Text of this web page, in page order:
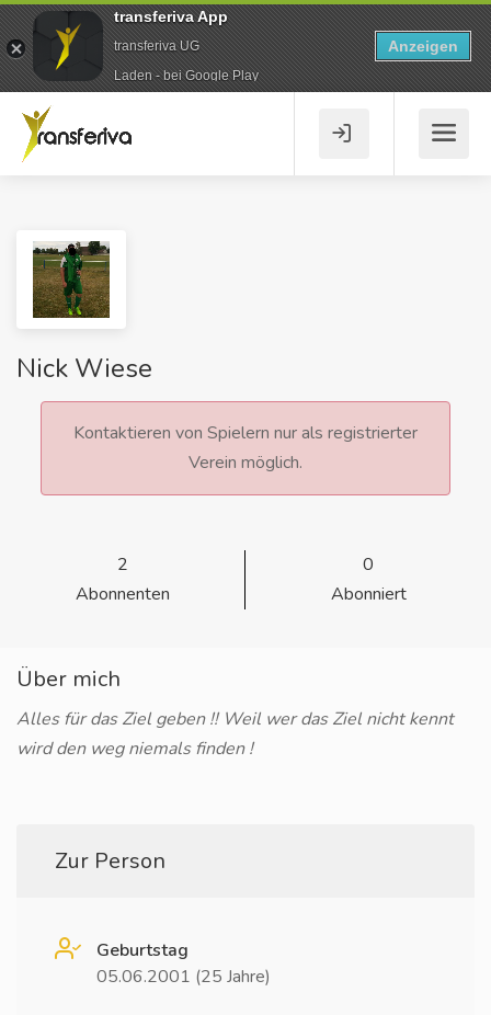
Nick Wiese
Kontaktieren von Spielern nur als registrierter
Verein möglich.
2
Abonnenten
0
Abonniert
Über mich
Alles für das Ziel geben !! Weil wer das Ziel nicht kennt
wird den weg niemals finden !
Zur Person
Geburtstag
05.06.2001 (25 Jahre)
transferiva App
transferiva UG
Laden - bei Google Play
Anzeigen